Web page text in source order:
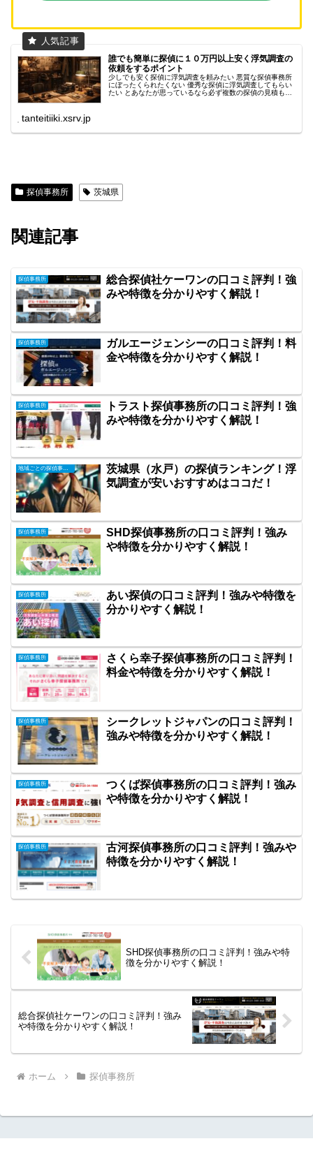
誰でも簡単に探偵に１０万円以上安く浮気調査の
依頼をするポイント
少しでも安く探偵に浮気調査を頼みたい 悪質な探偵事務所
にぼったくられたくない 優秀な探偵に浮気調査してもらい
たい とあなたが思っているなら必ず複数の探偵の見積もり
tanteitiiki.xsrv.jp
探偵事務所 茨城県
関連記事
探偵事務所
総合探偵社ケーワンの口コミ評判！強
みや特徴を分かりやすく解説！
探偵事務所
ガルエージェンシーの口コミ評判！料
金や特徴を分かりやすく解説！
探偵事務所
トラスト探偵事務所の口コミ評判！強
みや特徴を分かりやすく解説！
地域ごとの探偵事務所
茨城県（水戸）の探偵ランキング！浮
気調査が安いおすすめはココだ！
探偵事務所
SHD探偵事務所の口コミ評判！強み
や特徴を分かりやすく解説！
探偵事務所
あい探偵の口コミ評判！強みや特徴を
分かりやすく解説！
探偵事務所
さくら幸子探偵事務所の口コミ評判！
料金や特徴を分かりやすく解説！
探偵事務所
シークレットジャパンの口コミ評判！
強みや特徴を分かりやすく解説！
探偵事務所
つくば探偵事務所の口コミ評判！強み
や特徴を分かりやすく解説！
探偵事務所
古河探偵事務所の口コミ評判！強みや
特徴を分かりやすく解説！
SHD探偵事務所の口コミ評判！強みや特
徴を分かりやすく解説！
総合探偵社ケーワンの口コミ評判！強み
や特徴を分かりやすく解説！
ホーム 探偵事務所